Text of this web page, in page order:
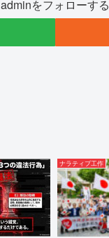
adminをフォローする
ナラティブ工作